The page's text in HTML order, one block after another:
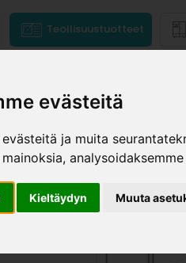
evästeitä
evästeitä ja muita
Kieltäydyn Muuta
Teollisuustuotteet
kiskot Vetimet